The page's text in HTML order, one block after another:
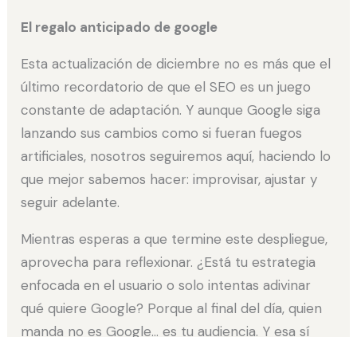
El regalo anticipado de google
Esta actualización de diciembre no es más que el
último recordatorio de que el SEO es un juego
constante de adaptación. Y aunque Google siga
lanzando sus cambios como si fueran fuegos
artificiales, nosotros seguiremos aquí, haciendo lo
que mejor sabemos hacer: improvisar, ajustar y
seguir adelante.
Mientras esperas a que termine este despliegue,
aprovecha para reflexionar. ¿Está tu estrategia
enfocada en el usuario o solo intentas adivinar
qué quiere Google? Porque al final del día, quien
manda no es Google… es tu audiencia. Y esa sí